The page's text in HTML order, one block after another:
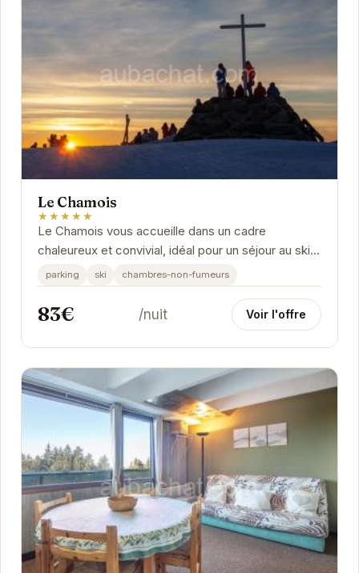
Le Chamois
★★★★★
Le Chamois vous accueille dans un cadre
chaleureux et convivial, idéal pour un séjour au ski
ou une escapade en montagne. Profitez d'un
emplacement...
parking ski chambres-non-fumeurs
83€ /nuit Voir l'offre